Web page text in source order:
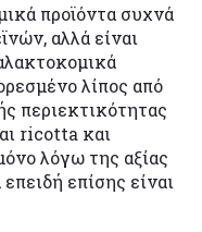
προϊόντα συχνά
αλλά είναι
λίπος από
περιεκτικότητας
ricotta και
λόγω της αξίας
επίσης είναι